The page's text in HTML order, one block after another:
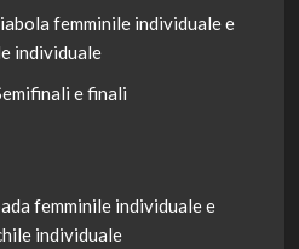
femminile individuale e
individuale
e finali
femminile individuale e
individuale